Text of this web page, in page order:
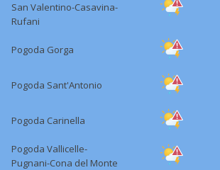
San Valentino-Casavina-
Rufani
Pogoda Gorga
Pogoda Sant'Antonio
Pogoda Carinella
Pogoda Vallicelle-
Pugnani-Cona del Monte